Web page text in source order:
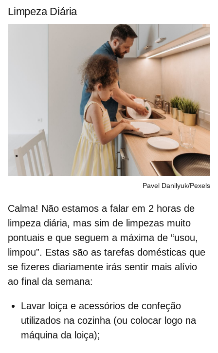
Limpeza Diária
Pavel Danilyuk/Pexels
Calma! Não estamos a falar em 2 horas de
limpeza diária, mas sim de limpezas muito
pontuais e que seguem a máxima de “usou,
limpou”. Estas são as tarefas domésticas que
se fizeres diariamente irás sentir mais alívio
ao final da semana:
Lavar loiça e acessórios de confeção
utilizados na cozinha (ou colocar logo na
máquina da loiça);